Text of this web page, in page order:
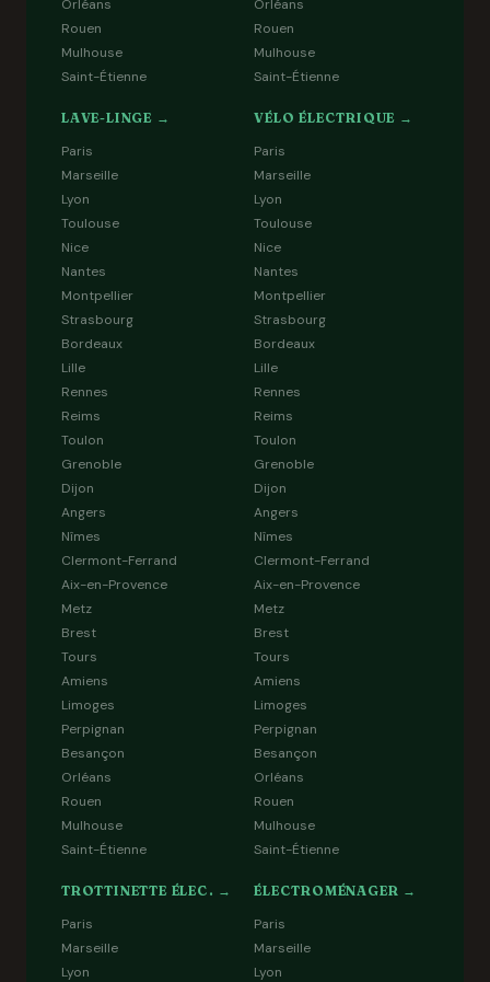
Orléans
Rouen
Mulhouse
Saint-Étienne
Orléans
Rouen
Mulhouse
Saint-Étienne
LAVE-LINGE →
Paris
Marseille
Lyon
Toulouse
Nice
Nantes
Montpellier
Strasbourg
Bordeaux
Lille
Rennes
Reims
Toulon
Grenoble
Dijon
Angers
Nîmes
Clermont-Ferrand
Aix-en-Provence
Metz
Brest
Tours
Amiens
Limoges
Perpignan
Besançon
Orléans
Rouen
Mulhouse
Saint-Étienne
VÉLO ÉLECTRIQUE →
Paris
Marseille
Lyon
Toulouse
Nice
Nantes
Montpellier
Strasbourg
Bordeaux
Lille
Rennes
Reims
Toulon
Grenoble
Dijon
Angers
Nîmes
Clermont-Ferrand
Aix-en-Provence
Metz
Brest
Tours
Amiens
Limoges
Perpignan
Besançon
Orléans
Rouen
Mulhouse
Saint-Étienne
TROTTINETTE ÉLEC. →
Paris
Marseille
Lyon
ÉLECTROMÉNAGER →
Paris
Marseille
Lyon